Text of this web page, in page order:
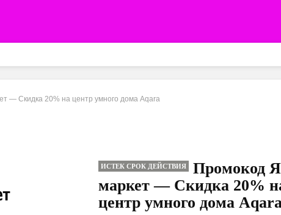
— Скидка 20% на центр умного дома Aqara
ИСТЕК СРОК ДЕЙСТВИЯ
Промокод
маркет — Скидка 20%
центр умного дома